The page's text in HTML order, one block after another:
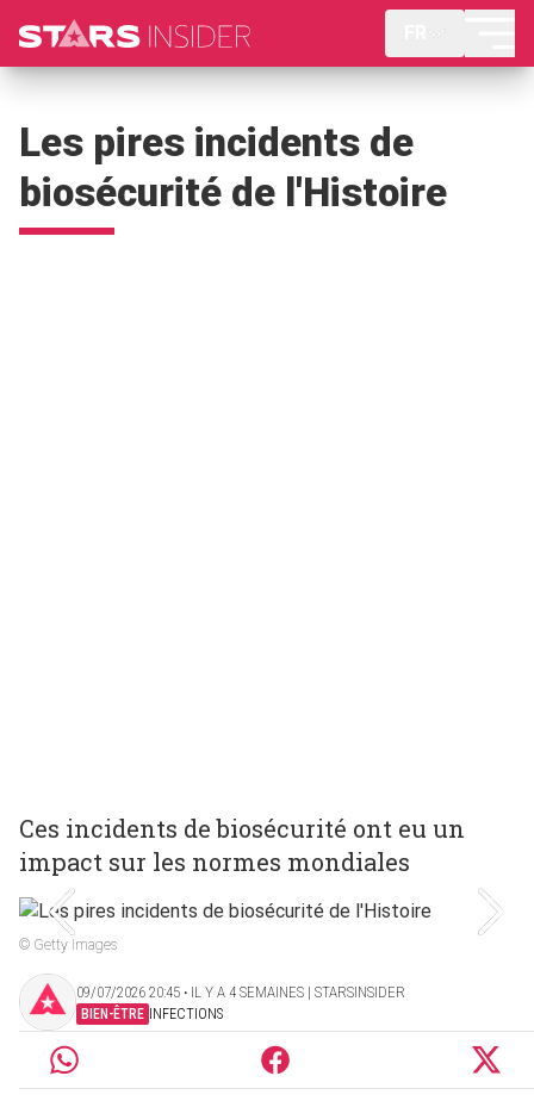
Les pires incidents de
biosécurité de l'Histoire
Ces incidents de biosécurité ont eu un
impact sur les normes mondiales
© Getty Images
09/07/2026 20:45 ‧ IL Y A 4 SEMAINES | STARSINSIDER
BIEN-ÊTRE INFECTIONS